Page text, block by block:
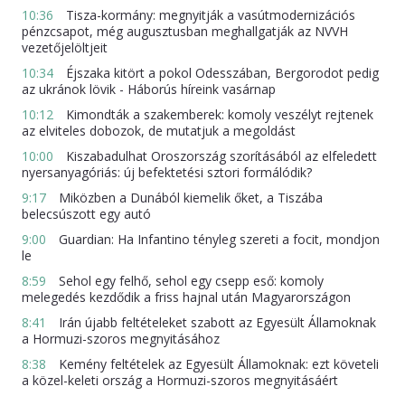
10:36
Tisza-kormány: megnyitják a vasútmodernizációs
pénzcsapot, még augusztusban meghallgatják az NVVH
vezetőjelöltjeit
10:34
Éjszaka kitört a pokol Odesszában, Bergorodot pedig
az ukránok lövik - Háborús híreink vasárnap
10:12
Kimondták a szakemberek: komoly veszélyt rejtenek
az elviteles dobozok, de mutatjuk a megoldást
10:00
Kiszabadulhat Oroszország szorításából az elfeledett
nyersanyagóriás: új befektetési sztori formálódik?
9:17
Miközben a Dunából kiemelik őket, a Tiszába
belecsúszott egy autó
9:00
Guardian: Ha Infantino tényleg szereti a focit, mondjon
le
8:59
Sehol egy felhő, sehol egy csepp eső: komoly
melegedés kezdődik a friss hajnal után Magyarországon
8:41
Irán újabb feltételeket szabott az Egyesült Államoknak
a Hormuzi-szoros megnyitásához
8:38
Kemény feltételek az Egyesült Államoknak: ezt követeli
a közel-keleti ország a Hormuzi-szoros megnyitásáért